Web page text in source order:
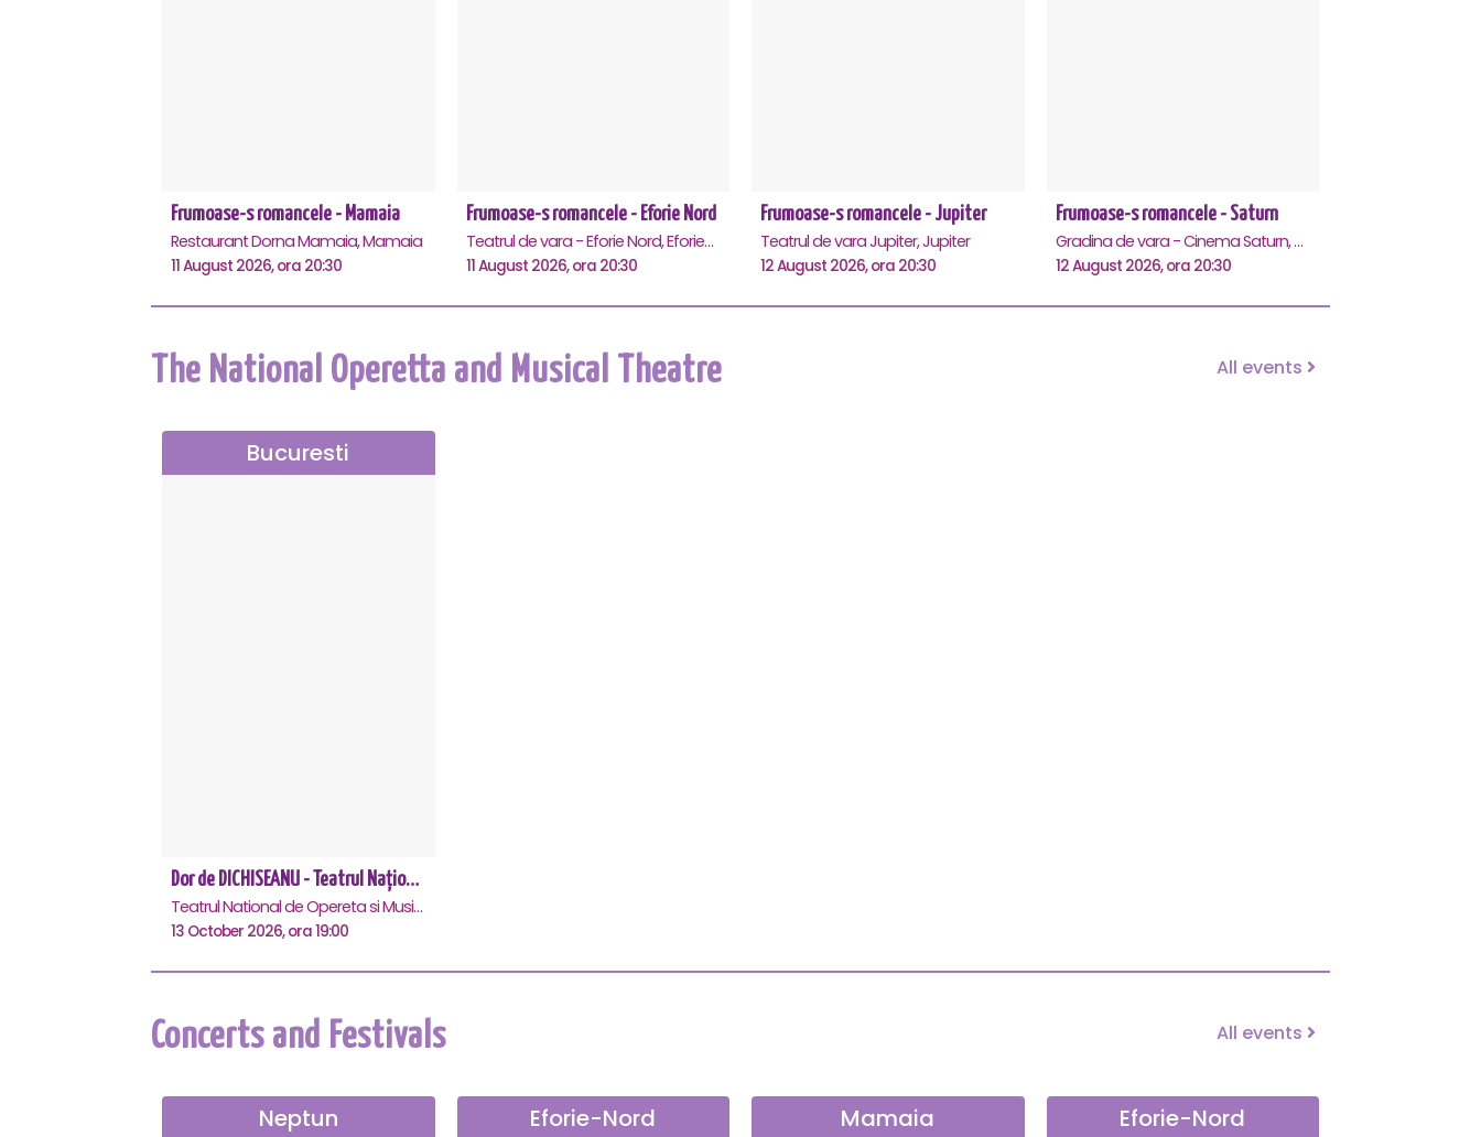
Frumoase-s romancele - Mamaia
Restaurant Dorna Mamaia, Mamaia
11 August 2026, ora 20:30
Frumoase-s romancele - Eforie Nord
Teatrul de vara - Eforie Nord, Eforie-Nord
11 August 2026, ora 20:30
Frumoase-s romancele - Jupiter
Teatrul de vara Jupiter, Jupiter
12 August 2026, ora 20:30
Frumoase-s romancele - Saturn
Gradina de vara - Cinema Saturn, Saturn
12 August 2026, ora 20:30
The National Operetta and Musical Theatre All events
Bucuresti
Dor de DICHISEANU - Teatrul Național de Operetă și Musical „Ion Dacian"
Teatrul National de Opereta si Musical Ion Dacian, Bucuresti
13 October 2026, ora 19:00
Concerts and Festivals All events
Neptun Eforie-Nord Mamaia Eforie-Nord